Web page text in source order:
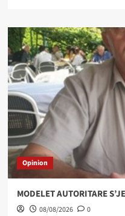
Opinion
MODELET AUTORITARE
08/08/2026 0